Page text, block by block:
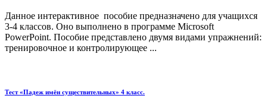
Данное интерактивное пособие предназначено для учащихся
3-4 классов. Оно выполнено в программе Microsoft
PowerPoint. Пособие представлено двумя видами упражнений:
тренировочное и контролирующее ...
Тест «Падеж имён существительных» 4 класс.